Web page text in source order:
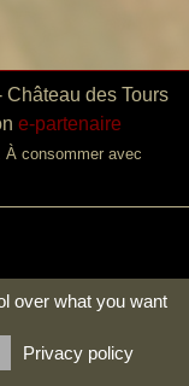
Château des Tours
e-partenaire
À consommer avec
over what you want
Privacy policy